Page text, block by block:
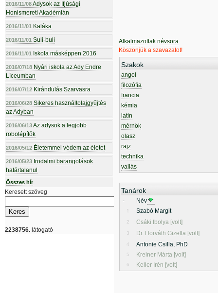
2016/11/08Adysok az Ifjúsági
Honismereti Akadémián
2016/11/01 Kaláka
2016/11/01 Suli-buli
2016/11/01 Iskola másképpen 2016
2016/07/18 Nyári iskola az Ady Endre
Líceumban
2016/07/12 Kirándulás Szarvasra
2016/06/28 Sikeres használtolajgyűjtés
az Adyban
2016/06/13Az adysok a legjobb
robotépítők
2016/05/12 Életemmel védem az életet
2016/05/23 Irodalmi barangolások
határtalanul
Összes hír
Keresett szöveg
2238756. látogató
Alkalmazottak névsora
Köszönjük a szavazatot!
Szakok
angol
filozófia
francia
kémia
latin
mérnök
olasz
rajz
technika
vallás
Tanárok
- Név
1 Szabó Margit
2 Csáki Ibolya [volt]
3 Dr. Horváth Gizella [volt]
4 Antonie Csilla, PhD
5 Kreiner Márta [volt]
6 Keller Irén [volt]